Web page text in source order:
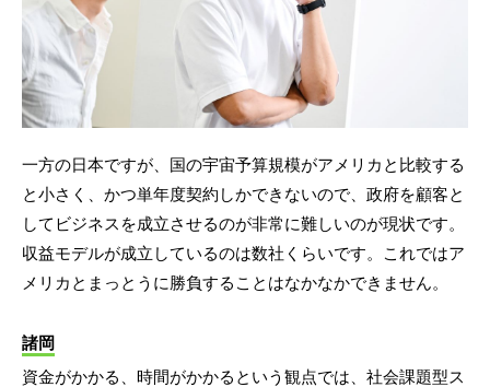
一方の日本ですが、国の宇宙予算規模がアメリカと比較する
と小さく、かつ単年度契約しかできないので、政府を顧客と
してビジネスを成立させるのが非常に難しいのが現状です。
収益モデルが成立しているのは数社くらいです。これではア
メリカとまっとうに勝負することはなかなかできません。
諸岡
資金がかかる、時間がかかるという観点では、社会課題型ス